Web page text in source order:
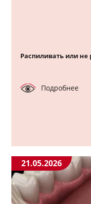
Распиливать или не
Подробнее
21.05.2026